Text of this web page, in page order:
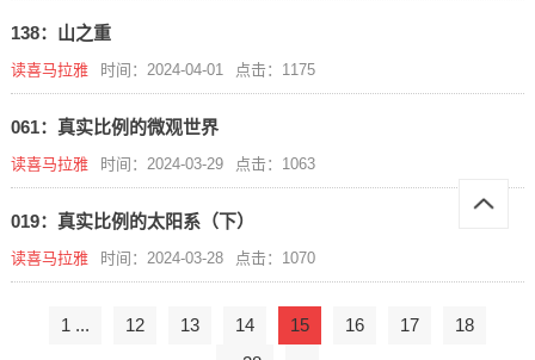
138：山之重
读喜马拉雅 时间：2024-04-01 点击：1175
061：真实比例的微观世界
读喜马拉雅 时间：2024-03-29 点击：1063
019：真实比例的太阳系（下）
读喜马拉雅 时间：2024-03-28 点击：1070
1 ... 12 13 14 15 16 17
18